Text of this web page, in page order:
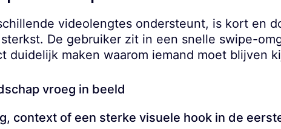
videolengtes ondersteunt, is kort en
De gebruiker zit in een snelle swipe-
duidelijk maken waarom iemand moet blijven
vroeg in beeld
context of een sterke visuele hook in de